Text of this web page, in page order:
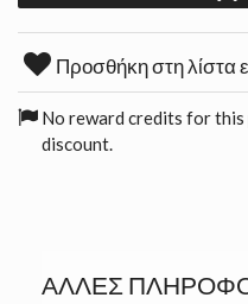
Προσθήκη στη λίστα
No reward credits for this
discount.
ΆΛΛΕΣ